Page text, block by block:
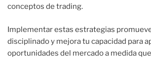
conceptos de trading.
Implementar estas estrategias
disciplinado y mejora tu capacidad para
oportunidades del mercado a medida